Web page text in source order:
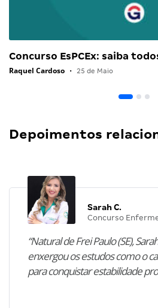
Concurso EsPCEx: saiba
Raquel Cardoso • 25 de Maio
Depoimentos
Sarah C.
Concurso
“Natural de Frei Paulo (SE),
enxergou os estudos como o
para conquistar estabilidade